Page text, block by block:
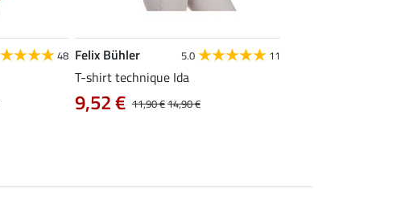
48 Felix Bühler 5.0 11
T-shirt technique Ida
11,90 €14,90 €
9,52 €